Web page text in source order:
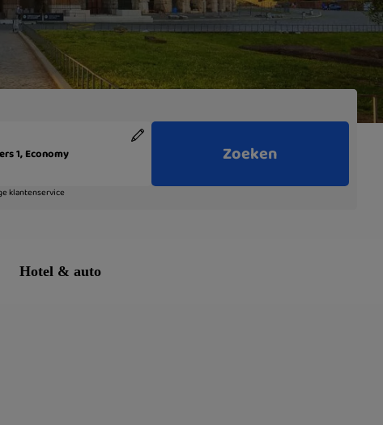
Hotel & auto